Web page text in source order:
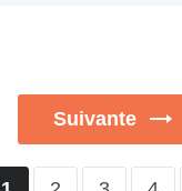
Suivante